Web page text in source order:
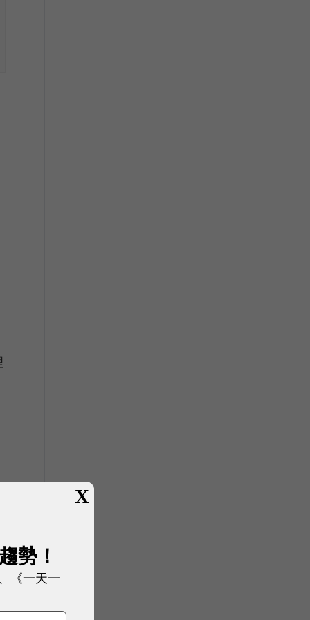
X
勢！
《一天一